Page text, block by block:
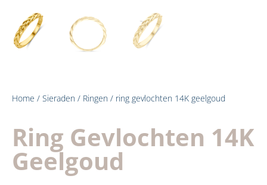
Home / Sieraden / Ringen / ring gevlochten 14K geelgoud
Ring Gevlochten 14K
Geelgoud